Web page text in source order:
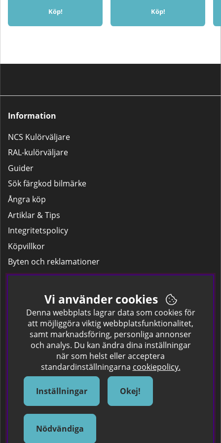
Köp! Köp!
Information
NCS Kulörväljare
RAL-kulörväljare
Guider
Sök färgkod bilmärke
Ångra köp
Artiklar & Tips
Integritetspolicy
Köpvillkor
Byten och reklamationer
Leverans
Hitta färgkoden på bilen.
Företagskund
Om oss
Om Spraycan
IKEA Färger
Sök Säkerhetsdatablad
Samarbete / Dyhrs Garage
Vi använder cookies
Denna webbplats lagrar data som cookies för
att möjliggöra viktig webbplatsfunktionalitet,
samt marknadsföring, personliga annonser
och analys. Du kan ändra dina inställningar
när som helst eller acceptera
standardinställningarna cookiepolicy.
Inställningar Okej!
Nödvändiga